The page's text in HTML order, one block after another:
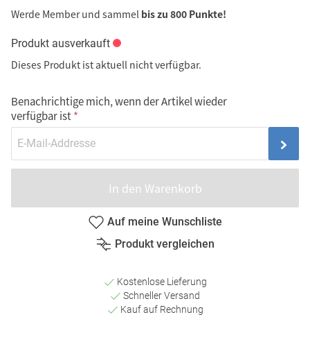
Werde Member und sammel bis zu 800 Punkte!
Produkt ausverkauft
Dieses Produkt ist aktuell nicht verfügbar.
Benachrichtige mich, wenn der Artikel wieder
verfügbar ist
In den Warenkorb
Auf meine Wunschliste
Produkt vergleichen
Kostenlose Lieferung
Schneller Versand
Kauf auf Rechnung